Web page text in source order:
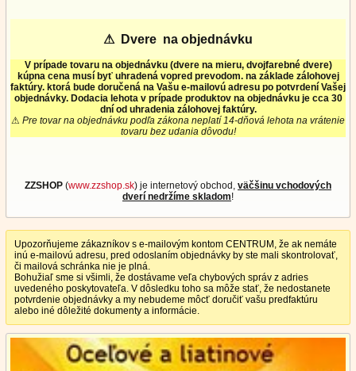
Upozorňujeme zákazníkov s e-mailovým kontom CENTRUM, že ak nemáte
inú e-mailovú adresu, pred odoslaním objednávky by ste mali skontrolovať,
či mailová schránka nie je plná.
Bohužiaľ sme si všimli, že dostávame veľa chybových správ z adries
uvedeného poskytovateľa. V dôsledku toho sa môže stať, že nedostanete
potvrdenie objednávky a my nebudeme môcť doručiť vašu predfaktúru
alebo iné dôležité dokumenty a informácie.
⚠ Dvere na objednávku
V prípade tovaru na objednávku (dvere na mieru, dvojfarebné dvere)
kúpna cena musí byť uhradená vopred prevodom. na základe zálohovej
faktúry. ktorá bude doručená na Vašu e-mailovú adresu po potvrdení Vašej
objednávky. Dodacia lehota v prípade produktov na objednávku je cca 30
dní od uhradenia zálohovej faktúry.
⚠ Pre tovar na objednávku podľa zákona neplatí 14-dňová lehota na vrátenie
tovaru bez udania dôvodu!
ZZSHOP (www.zzshop.sk) je internetový obchod, väčšinu vchodových
dverí nedržíme skladom!